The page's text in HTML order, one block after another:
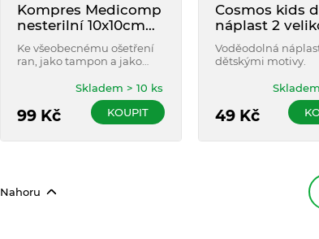
Kompres Medicomp
nesterilní 10x10cm
100 ks
Ke všeobecnému ošetření
ran, jako tampon a jako
a stacionárních zásazích.
99 Kč
Skladem > 10 ks
KOUPIT
Cosmos kids
náplast 2
20 ks
Voděodolná
dětskými motivy.
49Kč
Nahoru